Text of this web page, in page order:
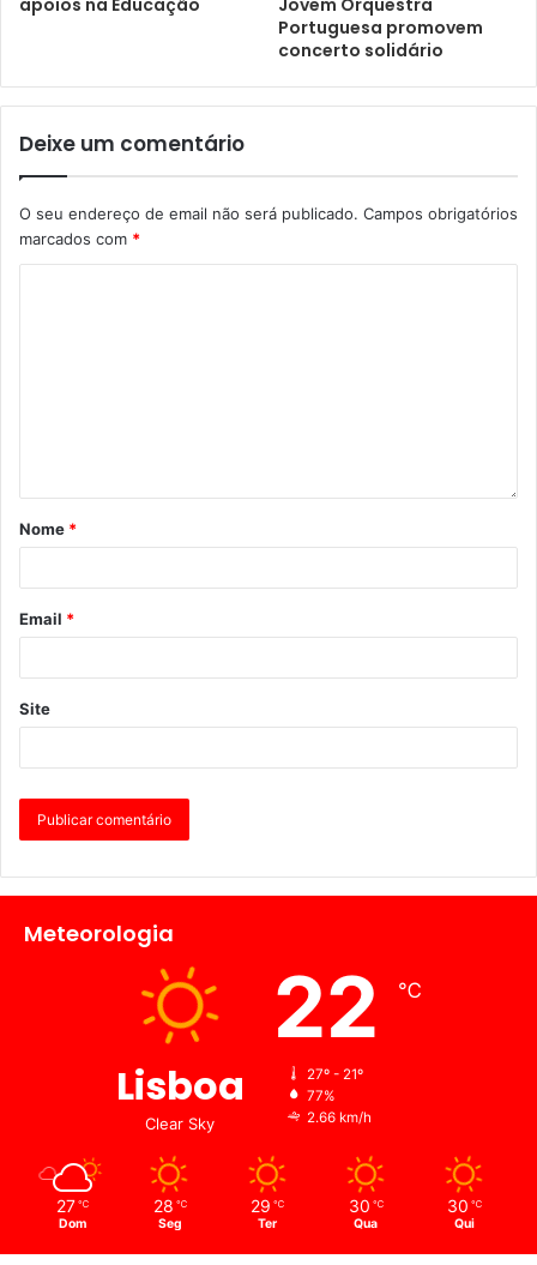
Portuguesa promovem
concerto solidário
Deixe um comentário
O seu endereço de email não será publicado. Campos obrigatórios
marcados com *
Nome *
Email *
Site
Meteorologia
Lisboa
Clear Sky
22 ℃
27º - 21º
77%
2.66 km/h
27 ℃
Dom
28 ℃
Seg
29 ℃
Ter
30 ℃
Qua
30 ℃
Qui